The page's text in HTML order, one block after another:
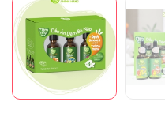
Ngày
Điều